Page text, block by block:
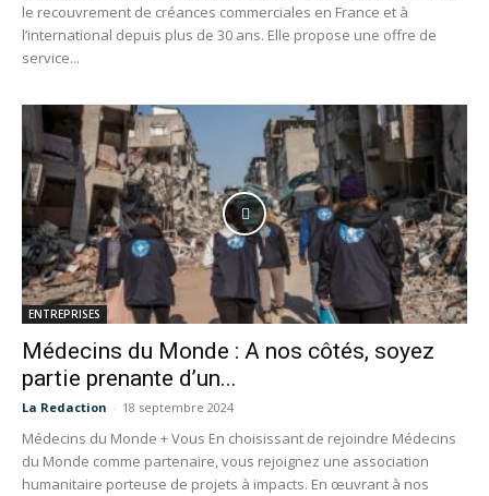
le recouvrement de créances commerciales en France et à
l’international depuis plus de 30 ans. Elle propose une offre de
service...
ENTREPRISES
Médecins du Monde : A nos côtés, soyez
partie prenante d’un...
La Redaction - 18 septembre 2024
Médecins du Monde + Vous En choisissant de rejoindre Médecins
du Monde comme partenaire, vous rejoignez une association
humanitaire porteuse de projets à impacts. En œuvrant à nos